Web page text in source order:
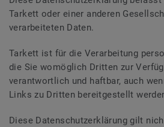
Tarkett oder einer anderen
verarbeiteten Daten.
Tarkett ist für die Verarbeitung
die Sie womöglich Dritten zur
verantwortlich und haftbar, auch
Links zu Dritten bereitgestellt
Diese Datenschutzerklärung gilt